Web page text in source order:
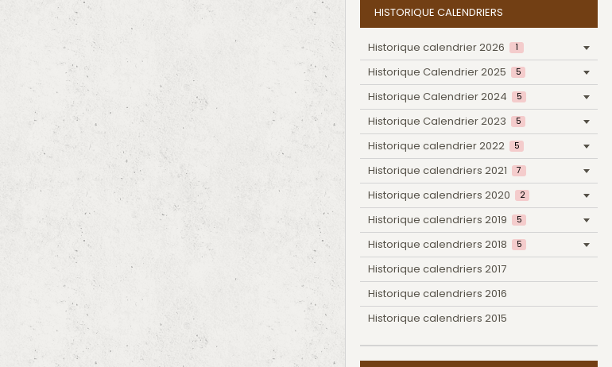
HISTORIQUE CALENDRIERS
Historique calendrier 2026 1
Historique Calendrier 2025 5
Historique Calendrier 2024 5
Historique Calendrier 2023 5
Historique calendrier 2022 5
Historique calendriers 2021 7
Historique calendriers 2020 2
Historique calendriers 2019 5
Historique calendriers 2018 5
Historique calendriers 2017
Historique calendriers 2016
Historique calendriers 2015